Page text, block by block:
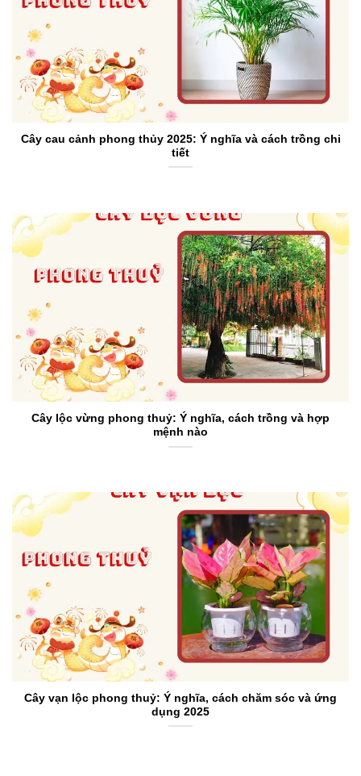
Cây cau cảnh phong thủy 2025: Ý nghĩa và cách trồng chi
tiết
Cây lộc vừng phong thuỷ: Ý nghĩa, cách trồng và hợp
mệnh nào
Cây vạn lộc phong thuỷ: Ý nghĩa, cách chăm sóc và ứng
dụng 2025